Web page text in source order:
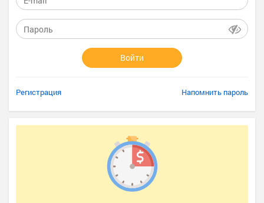
Войти
Регистрация Напомнить пароль